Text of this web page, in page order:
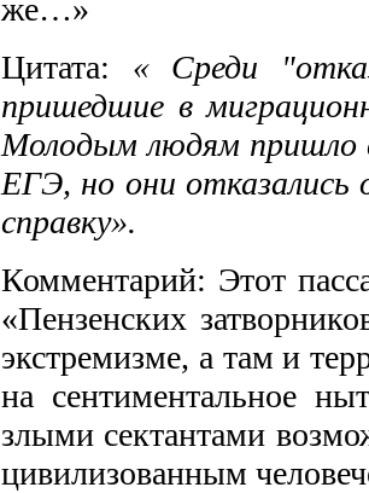
же…»
Цитата: « Среди
пришедшие в
Молодым людям пришло
ЕГЭ, но они отказались
справку».
Комментарий: Этот
«Пензенских
экстремизме, а там и
на сентиментальное
злыми сектантами
цивилизованным